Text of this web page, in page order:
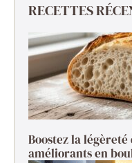
RECETTES
Boostez la légèreté
améliorants en